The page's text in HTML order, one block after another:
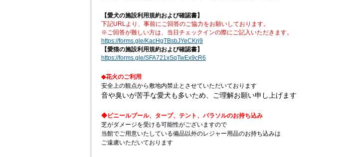
【愛犬の施設利用規約および確認書】
下記URLより、事前にご回答のご協力をお願いしております。
※ご回答が難しい方は、当日チェックインの際にご記入いただきます。
https://forms.gle/KacHgTBsbJYeCKrj9
【愛猫の施設利用規約および確認書】
https://forms.gle/SFA721xSqTwEx9cR6
◆花火のご利用
安全上の観点から敷地内禁止とさせていただいております
音や臭いが苦手な愛犬も多いため、ご理解お願い申し上げます
◆ビニールプール、タープ、テント、パラソルのお持ち込み
芝がダメージを受ける可能性がございますので
当館でご用意いたしている備品以外のレジャー用品のお持ち込みは
ご遠慮いただいております